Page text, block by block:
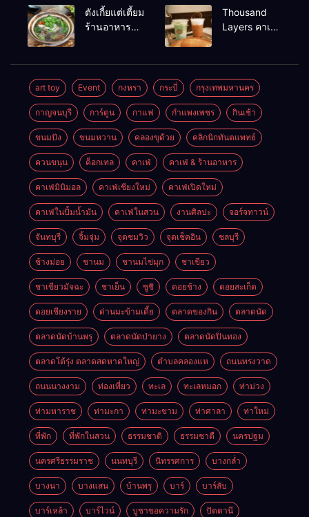
แบงค์คอก
อร่อยร้านดัง
หาดใหญ่
ตังเกี้ยแต่เตี้ยม
ร้านอาหาร
Thousand
Layers คาเฟ่
art toy Event กงหรา กระบี่ กรุงเทพมหานคร
กาญจนบุรี การ์ตูน กาแฟ กำแพงเพชร กินเช้า
ขนมปัง ขนมหวาน คลองขุด้วย คลิกนิกทันตแพทย์
ควนขนุน ค็อกเทล คาเฟ่ คาเฟ่ & ร้านอาหาร
คาเฟ่มินิมอล คาเฟ่เชียงใหม่ คาเฟ่เปิดใหม่
คาเฟ่ในปั้มน้ำมัน คาเฟ่ในสวน งานศิลปะ จอร์จทาวน์
จันทบุรี จิ้มจุ่ม จุดชมวิว จุดเช็คอิน ชลบุรี
ช้างม่อย ชานม ชานมไข่มุก ชาเขียว
ชาเขียวมัจฉะ ชาเย็น ซูชิ ดอยช้าง ดอยสะเก็ด
ดอยเชียงราย ด่านมะข้ามเตี้ย ตลาดของกิน ตลาดนัด
ตลาดนัดบ้านพรุ ตลาดนัดป่ายาง ตลาดนัดปิ่นทอง
ตลาดโต้รุ่ง ตลาดสดหาดใหญ่ ตำบลคลองแห ถนนทรงวาด
ถนนนางงาม ท่องเที่ยว ทะเล ทะเลหมอก ท่าม่วง
ท่ามหาราช ท่ามะกา ท่ามะขาม ท่าศาลา ท่าใหม่
ที่พัก ที่พักในสวน ธรรมชาติ ธรรมชาตื นครปฐม
นครศรีธรรมราช นนทบุรี นิทรรศการ บางกล่ำ
บางนา บางแสน บ้านพรุ บาร์ บาร์ลับ
บาร์เหล้า บาร์ไวน์ บูชาขอความรัก ปัตตานี